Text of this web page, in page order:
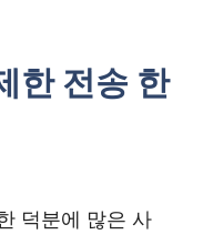
한 전송 한
덕분에 많은 사